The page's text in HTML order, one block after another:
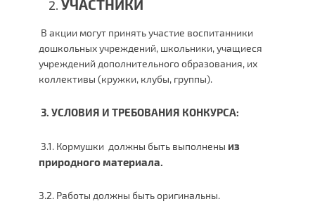
УЧАСТНИКИ
В акции могут принять участие воспитанники
дошкольных учреждений, школьники, учащиеся
учреждений дополнительного образования, их
коллективы (кружки, клубы, группы).
3. УСЛОВИЯ И ТРЕБОВАНИЯ КОНКУРСА:
3.1. Кормушки должны быть выполнены из
природного материала.
3.2. Работы должны быть оригинальны.